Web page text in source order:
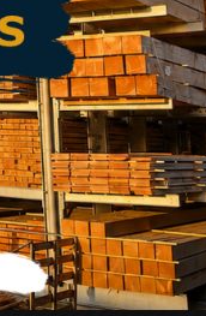
de
hout zichtbaar is
rubriek
.